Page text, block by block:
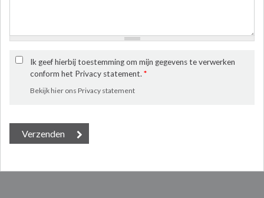
Ik geef hierbij toestemming om mijn gegevens te verwerken
conform het Privacy statement.*
Bekijk hier ons Privacy statement